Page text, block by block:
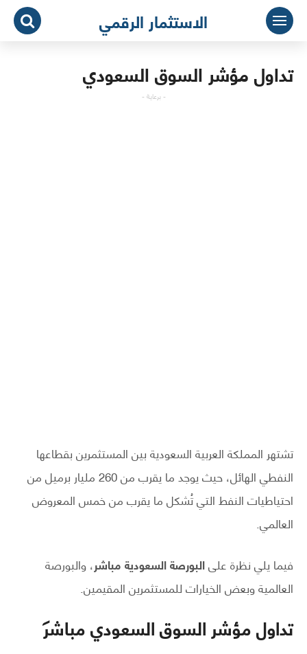
التجاوز
المحتوى
الاستثمار الرقمي
تداول مؤشر السوق السعودي
- برعاية -
تشتهر المملكة العربية السعودية بين المستثمرين بقطاعها
النفطي الهائل، حيث يوجد ما يقرب من 260 مليار برميل من
احتياطيات النفط التي تُشكل ما يقرب من خمس المعروض
العالمي.
فيما يلي نظرة علىالبورصة السعودية مباشر، والبورصة
العالمية وبعض الخيارات للمستثمرين المقيمين.
تداول مؤشر السوق السعودي مباشر